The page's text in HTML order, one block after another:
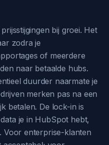
bij groei. Het
zodra je
of meerdere
naar betaalde hubs.
duurder naarmate je
merken pas na een
betalen. De lock-in is
je in HubSpot hebt,
Voor enterprise-klanten